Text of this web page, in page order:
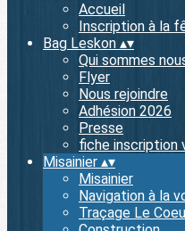
Accueil
Inscription à la
Bag Leskon ▴▾
Qui sommes
Flyer
Nous rejoindre
Adhésion 2026
Presse
fiche inscription
Misainier ▴▾
Misainier
Navigation à la
Traçage Le